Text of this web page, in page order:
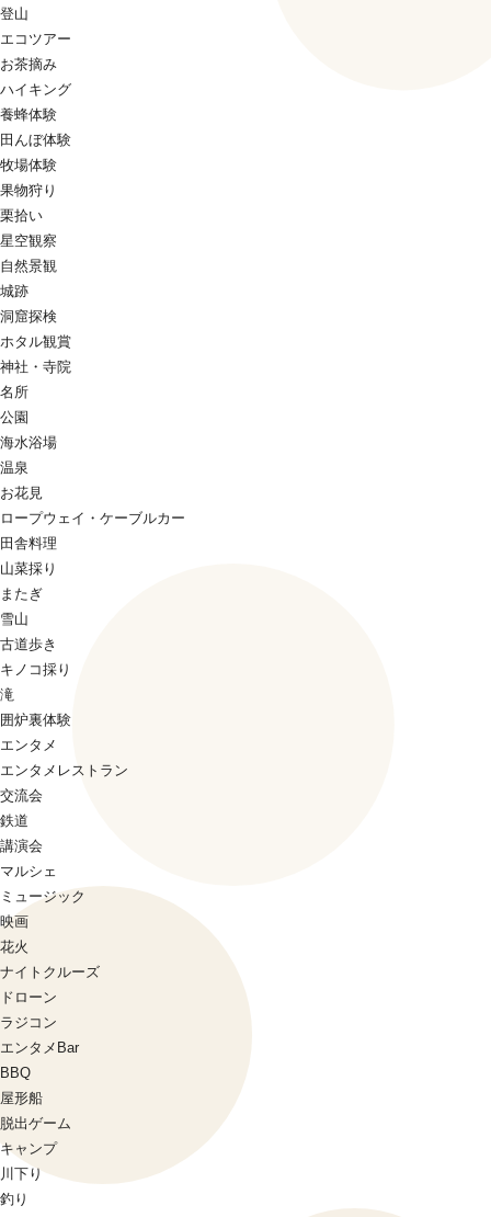
登山
エコツアー
お茶摘み
ハイキング
養蜂体験
田んぼ体験
牧場体験
果物狩り
栗拾い
星空観察
自然景観
城跡
洞窟探検
ホタル観賞
神社・寺院
名所
公園
海水浴場
温泉
お花見
ロープウェイ・ケーブルカー
田舎料理
山菜採り
またぎ
雪山
古道歩き
キノコ採り
滝
囲炉裏体験
エンタメ
エンタメレストラン
交流会
鉄道
講演会
マルシェ
ミュージック
映画
花火
ナイトクルーズ
ドローン
ラジコン
エンタメBar
BBQ
屋形船
脱出ゲーム
キャンプ
川下り
釣り